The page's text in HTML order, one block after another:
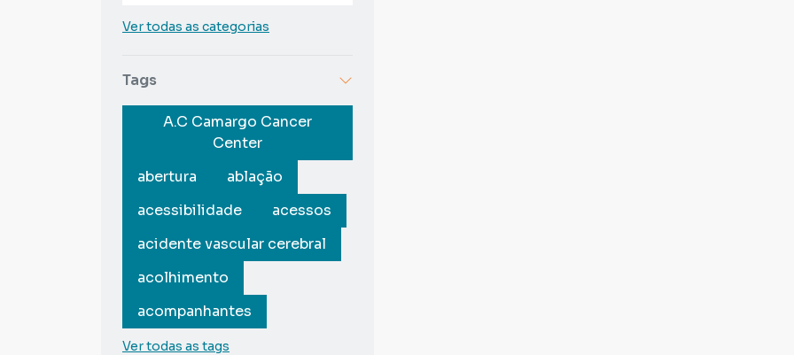
Ver todas as categorias
Tags
A.C Camargo Cancer
Center
abertura
ablação
acessibilidade
acessos
acidente vascular cerebral
acolhimento
acompanhantes
Ver todas as tags